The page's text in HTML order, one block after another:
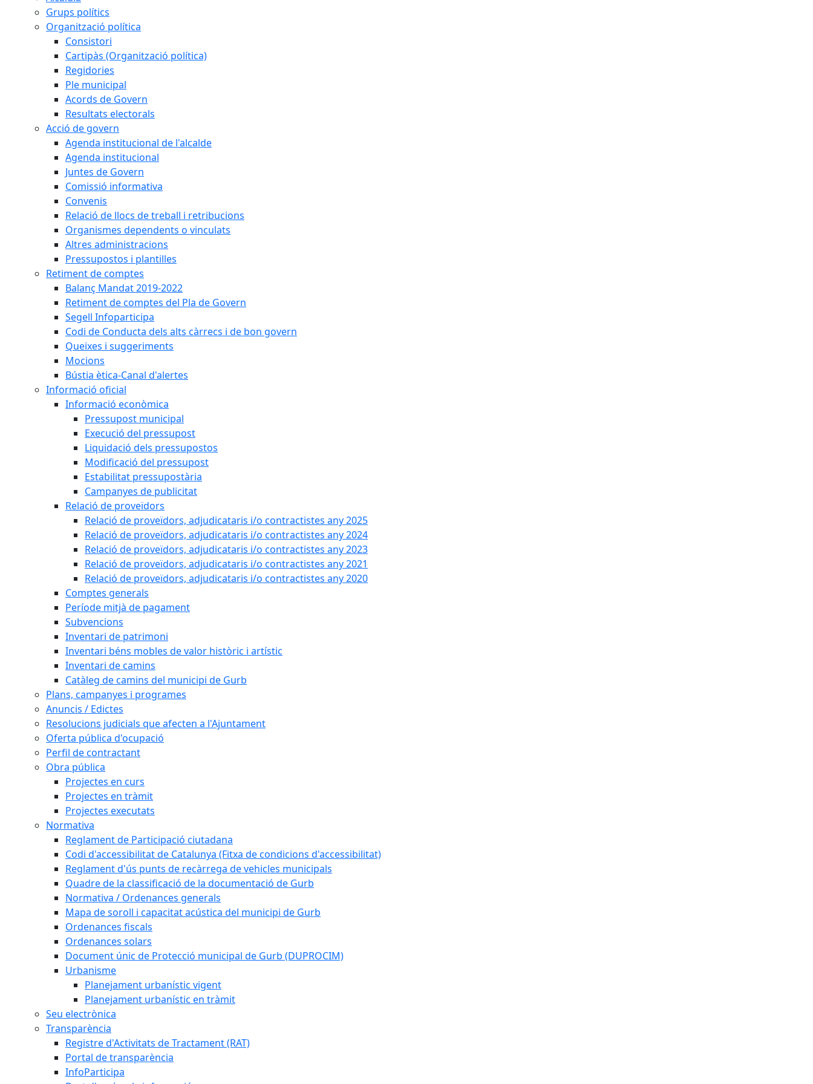
Grups polítics
Organització política
Consistori
Cartipàs (Organització política)
Regidories
Ple municipal
Acords de Govern
Resultats electorals
Acció de govern
Agenda institucional de l'alcalde
Agenda institucional
Juntes de Govern
Comissió informativa
Convenis
Relació de llocs de treball i retribucions
Organismes dependents o vinculats
Altres administracions
Pressupostos i plantilles
Retiment de comptes
Balanç Mandat 2019-2022
Retiment de comptes del Pla de Govern
Segell Infoparticipa
Codi de Conducta dels alts càrrecs i de bon govern
Queixes i suggeriments
Mocions
Bústia ètica-Canal d'alertes
Informació oficial
Informació econòmica
Pressupost municipal
Execució del pressupost
Liquidació dels pressupostos
Modificació del pressupost
Estabilitat pressupostària
Campanyes de publicitat
Relació de proveïdors
Relació de proveïdors, adjudicataris i/o contractistes any 2025
Relació de proveïdors, adjudicataris i/o contractistes any 2024
Relació de proveïdors, adjudicataris i/o contractistes any 2023
Relació de proveïdors, adjudicataris i/o contractistes any 2021
Relació de proveïdors, adjudicataris i/o contractistes any 2020
Comptes generals
Període mitjà de pagament
Subvencions
Inventari de patrimoni
Inventari béns mobles de valor històric i artístic
Inventari de camins
Catàleg de camins del municipi de Gurb
Plans, campanyes i programes
Anuncis / Edictes
Resolucions judicials que afecten a l'Ajuntament
Oferta pública d'ocupació
Perfil de contractant
Obra pública
Projectes en curs
Projectes en tràmit
Projectes executats
Normativa
Reglament de Participació ciutadana
Codi d'accessibilitat de Catalunya (Fitxa de condicions d'accessibilitat)
Reglament d'ús punts de recàrrega de vehicles municipals
Quadre de la classificació de la documentació de Gurb
Normativa / Ordenances generals
Mapa de soroll i capacitat acústica del municipi de Gurb
Ordenances fiscals
Ordenances solars
Document únic de Protecció municipal de Gurb (DUPROCIM)
Urbanisme
Planejament urbanístic vigent
Planejament urbanístic en tràmit
Seu electrònica
Transparència
Registre d'Activitats de Tractament (RAT)
Portal de transparència
InfoParticipa